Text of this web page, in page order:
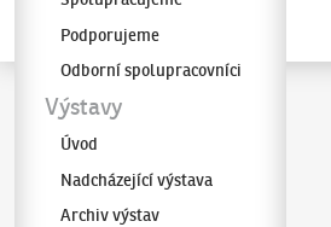
Galerie KODLPodporujeme
Odborní spolupracovníci
Výstavy
Úvod
Nadcházející výstava
Archiv výstav
Václav Brožík
(1851–1901)